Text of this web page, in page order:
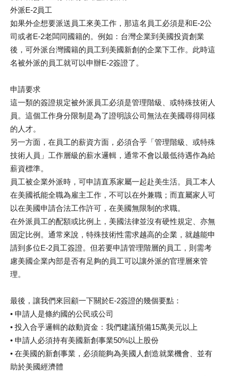
外派E-2員工
如果外企想要派送員工來美工作，那這名員工必須是和E-2公
司或者E-2老闆同國籍的。例如：台灣企業到美國投資創業
後，可外派台灣國籍的員工到美國新創的企業下工作。此時這
名被外派的員工就可以申辦E-2簽證了。
申請要求
這一類的簽證規定被外派員工必須是管理階級、或特殊技術人
員。這個工作身分限制是為了證明該公司無法在美國尋得同樣
的人才。
另一方面，在員工的薪資方面，必須合乎「管理階級、或特殊
技術人員」工作層級的薪水邏輯，通常不會以最低待遇作為給
薪資標準。
員工被企業外派時，可申請直系家屬一起赴美生活。員工本人
在美國祇能全職為雇主工作，不可以在外兼職；而直屬家人可
以在美國申請合法工作許可，在美國無限制的求職。
在外派員工的配額或比例上，美國法律並沒有硬性規定、亦無
固定比例。通常來說，特殊技術性需求越高的企業，就越能申
請到多位E-2員工簽證。但若要申請管理階層的員工，則需考
慮美國企業內部是否有足夠的員工可以讓外派的官理層來管
理。
最後，讓我們來回顧一下關於E-2簽證的幾個要點：
• 申請人是條約國的公民或公司
• 投入合乎邏輯的啟動資金：我們建議預備15萬美元以上
• 申請人必須持有美國新創事業50%以上股份
• 在美國的新創事業，必須能夠為美國人創造就業機會、並有
助於美國經濟體